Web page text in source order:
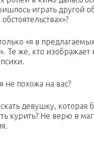
играть другой
«я в предлагаемых
Те же, кто изображает
не похожа на вас?
девушку, которая
курить? Не верю в